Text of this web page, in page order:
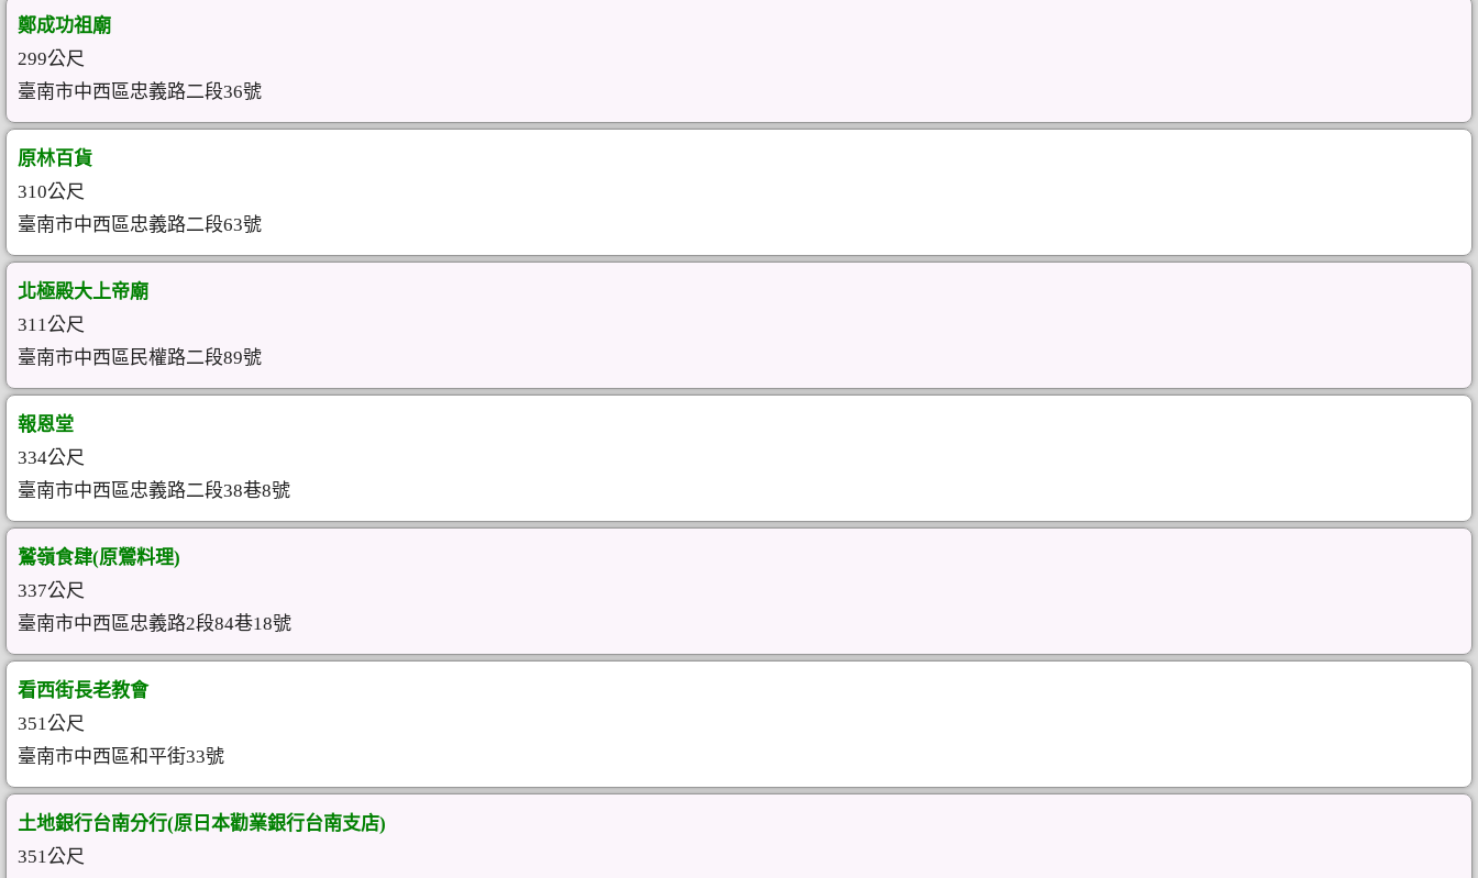
鄭成功祖廟
299公尺
臺南市中西區忠義路二段36號
原林百貨
310公尺
臺南市中西區忠義路二段63號
北極殿大上帝廟
311公尺
臺南市中西區民權路二段89號
報恩堂
334公尺
臺南市中西區忠義路二段38巷8號
鷲嶺食肆(原鶯料理)
337公尺
臺南市中西區忠義路2段84巷18號
看西街長老教會
351公尺
臺南市中西區和平街33號
土地銀行台南分行(原日本勸業銀行台南支店)
351公尺